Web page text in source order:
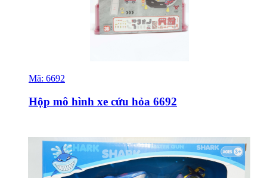
Sỉ & Lẻ
Mã: 6692
Hộp mô hình xe cứu hỏa 6692